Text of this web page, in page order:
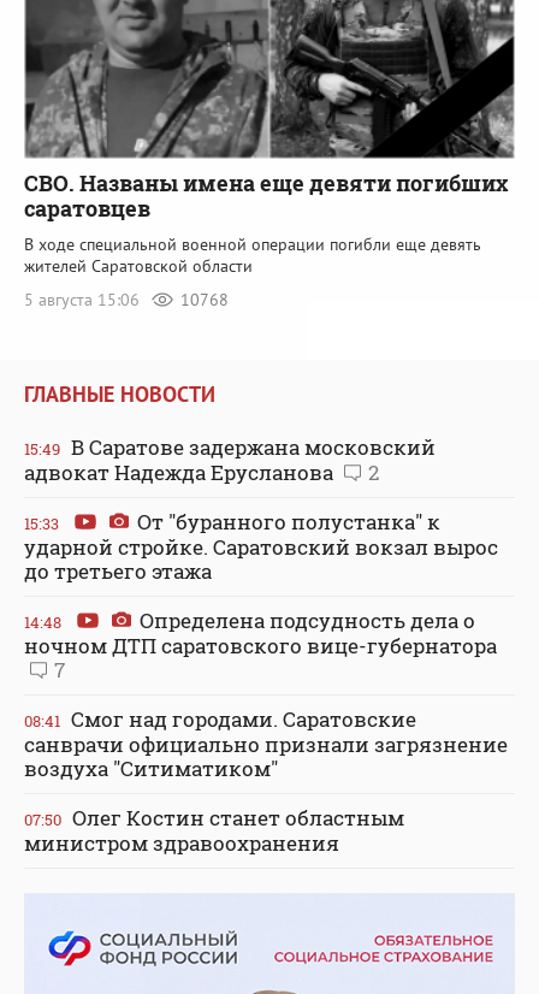
СВО. Названы имена еще девяти погибших
саратовцев
В ходе специальной военной операции погибли еще девять
жителей Саратовской области
5 августа 15:06
10768
ГЛАВНЫЕ НОВОСТИ
15:49 В Саратове задержана московский
адвокат Надежда Ерусланова
2
15:33
От "буранного полустанка" к
ударной стройке. Саратовский вокзал вырос
до третьего этажа
14:48
Определена подсудность дела о
ночном ДТП саратовского вице-губернатора
7
08:41 Смог над городами. Саратовские
санврачи официально признали загрязнение
воздуха "Ситиматиком"
07:50 Олег Костин станет областным
министром здравоохранения